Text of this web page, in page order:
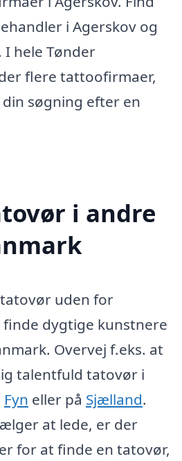
i Agerskov og
hele Tønder
flere tattoofirmaer,
søgning efter en
i andre
uden for
finde dygtige kunstnere
Overvej f.eks. at
talentfuld tatovør i
Fyn eller på Sjælland.
at lede, er der
for at finde en tatovør,